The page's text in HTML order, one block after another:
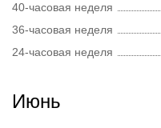
40-часовая неделя
36-часовая неделя
24-часовая неделя
Июнь